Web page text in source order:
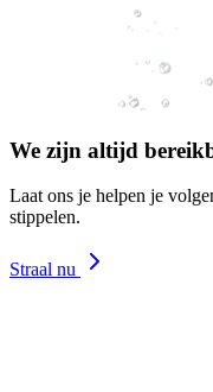
We zijn altijd
Laat ons je helpen je
stippelen.
Straal nu